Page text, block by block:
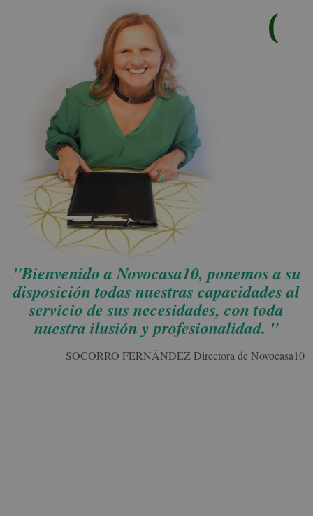
(
"Bienvenido a Novocasa10, ponemos a su
disposición todas nuestras capacidades al
servicio de sus necesidades, con toda
nuestra ilusión y profesionalidad. "
SOCORRO FERNÁNDEZDirectora de Novocasa10